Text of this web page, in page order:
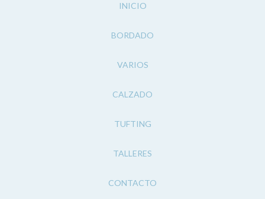
INICIO
BORDADO
VARIOS
CALZADO
TUFTING
TALLERES
CONTACTO